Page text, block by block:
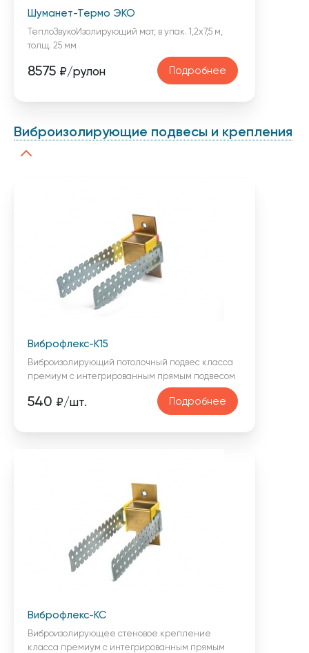
Шуманет-Термо ЭКО
ТеплоЗвукоИзолирующий мат, в упак. 1,2х7,5 м,
толщ. 25 мм
8575 ₽/рулон Подробнее
Виброизолирующие подвесы и крепления
Виброфлекс-К15
Виброизолирующий потолочный подвес класса
премиум с интегрированным прямым подвесом
540 ₽/шт. Подробнее
Виброфлекс-КС
Виброизолирующее стеновое крепление
класса премиум с интегрированным прямым